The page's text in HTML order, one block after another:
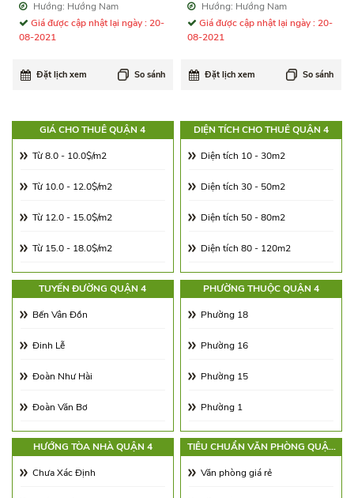
Hướng: Hướng Nam
Giá được cập nhật lại ngày : 20-
08-2021
Đặt lịch xem So sánh
Hướng: Hướng Nam
Giá được cập nhật lại ngày : 20-
08-2021
Đặt lịch xem So sánh
GIÁ CHO THUÊ QUẬN 4
Từ 8.0 - 10.0$/m2
Từ 10.0 - 12.0$/m2
Từ 12.0 - 15.0$/m2
Từ 15.0 - 18.0$/m2
Từ 18.0 - 21.0$/m2
Từ 21.0 - 25.0$/m2
Từ 25.0 - 30.0$/m2
Từ 30.0 - 65.0$/m2
Từ 65.00 - 100.00$/m2
DIỆN TÍCH CHO THUÊ QUẬN 4
Diện tích 10 - 30m2
Diện tích 30 - 50m2
Diện tích 50 - 80m2
Diện tích 80 - 120m2
Diện tích 120 - 180m2
Diện tích 180 - 250m2
Diện tích 250 - 350m2
Diện tích 350 - 500m2
Trên 500m2
TUYẾN ĐƯỜNG QUẬN 4
Bến Vân Đồn
Đinh Lễ
Đoàn Như Hài
Đoàn Văn Bơ
Hoàng Diệu
Khánh Hội
PHƯỜNG THUỘC QUẬN 4
Phường 18
Phường 16
Phường 15
Phường 1
Phường 2
Phường 3
HƯỚNG TÒA NHÀ QUẬN 4
Chưa Xác Định
TIÊU CHUẨN VĂN PHÒNG QUẬN
Văn phòng giá rẻ